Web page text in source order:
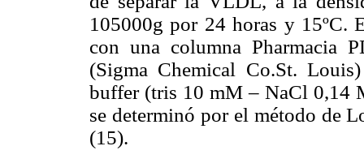
105000g por 24 horas y 15ºC.
con una columna Pharmacia
(Sigma Chemical Co.St.
buffer (tris 10 mM – NaCl 0,14
se determinó por el método de
(15).